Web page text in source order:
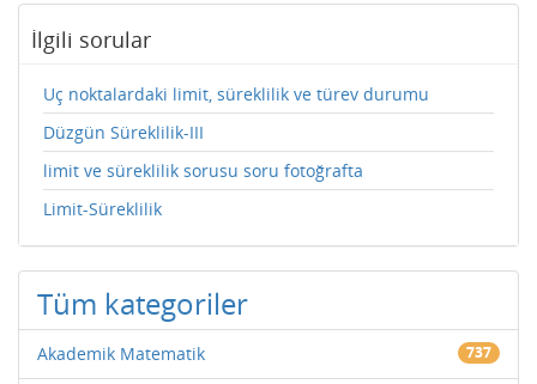
İlgili sorular
Uç noktalardaki limit, süreklilik ve türev durumu
Düzgün Süreklilik-III
limit ve süreklilik sorusu soru fotoğrafta
Limit-Süreklilik
Tüm kategoriler
Akademik Matematik 737